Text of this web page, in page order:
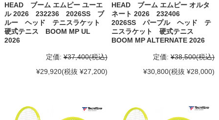
HEAD ブーム エムピー ユーエ
ル 2026 232236 2026SS ブ
ルー ヘッド テニスラケット
硬式テニス BOOM MP UL
2026
定価: ¥37,400(税込)
¥29,920(税抜 ¥27,200)
HEAD ブーム エムピー オルタ
ネート 2026 232406
2026SS パープル ヘッド テ
ニスラケット 硬式テニス
BOOM MP ALTERNATE 2026
定価: ¥38,500(税込)
¥30,800(税抜 ¥28,000)